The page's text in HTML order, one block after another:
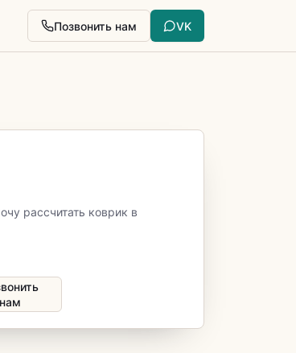
Позвонить нам VK
рассчитать коврик в
нам